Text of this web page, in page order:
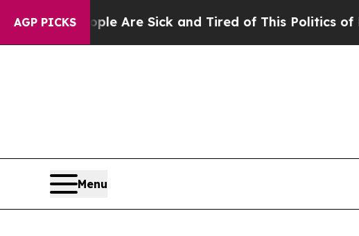
AGP PICKS
“People Are Sick and Tired of This Politics of Hatred”
Menu